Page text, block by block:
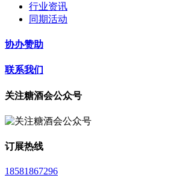
行业资讯
同期活动
协办赞助
联系我们
关注糖酒会公众号
订展热线
18581867296